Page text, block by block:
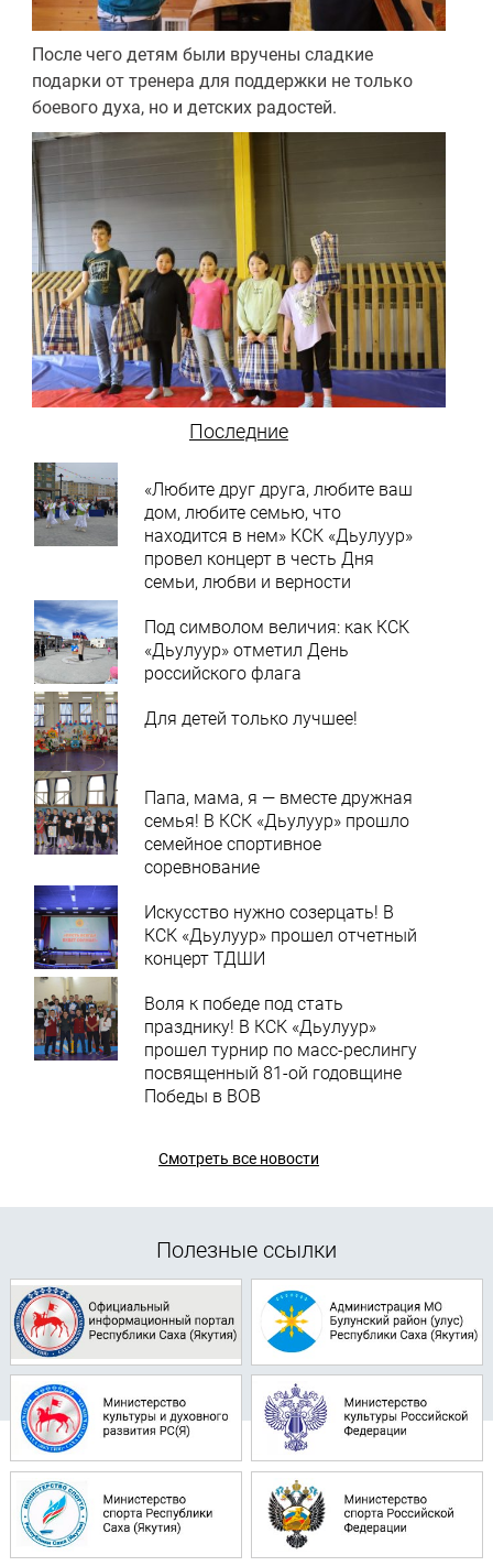
После чего детям были вручены сладкие
подарки от тренера для поддержки не только
боевого духа, но и детских радостей.
Последние
«Любите друг друга, любите ваш
дом, любите семью, что
находится в нем» КСК «Дьулуур»
провел концерт в честь Дня
семьи, любви и верности
Под символом величия: как КСК
«Дьулуур» отметил День
российского флага
Для детей только лучшее!
Папа, мама, я — вместе дружная
семья! В КСК «Дьулуур» прошло
семейное спортивное
соревнование
Искусство нужно созерцать! В
КСК «Дьулуур» прошел отчетный
концерт ТДШИ
Воля к победе под стать
празднику! В КСК «Дьулуур»
прошел турнир по масс-реслингу
посвященный 81-ой годовщине
Победы в ВОВ
Смотреть все новости
Полезные ссылки